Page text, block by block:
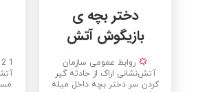
دختر بچه ی
بازیگوش آتش
نشانان را به شهرک
قائم کشاند
روابط عمومی سازمان
آتش‌نشانی اراک از حادثه گیر
کردن سر دختر بچه داخل میله
1 2 3